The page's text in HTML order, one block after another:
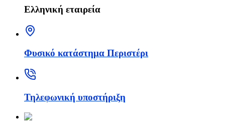
Ελληνική εταιρεία
Φυσικό κατάστημα Περιστέρι
Τηλεφωνική υποστήριξη